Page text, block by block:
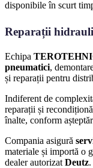
disponibile în scurt
Reparații
Echipa
pneumatici,
și reparații pentru
Indiferent de
reparații și
înalte, conform
Compania asigură
materiale și importă o
dealer autorizat Deutz.